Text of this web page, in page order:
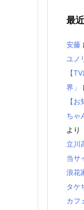
最
安藤
ユノ
【
界」
【
ちゃ
より
立川
当サ
浪花
タケ
カフ